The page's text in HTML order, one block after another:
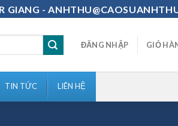
GIANG -
ĐĂNG NHẬP GIỎ
TIN TỨC LIÊN HỆ